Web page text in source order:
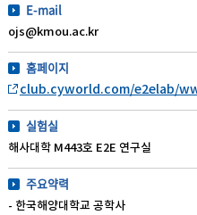
E-mail
ojs@kmou.ac.kr
홈페이지
club.cyworld.com/e2elab/
실험실
해사대학 M443호 E2E 연구실
주요약력
- 한국해양대학교 공학사